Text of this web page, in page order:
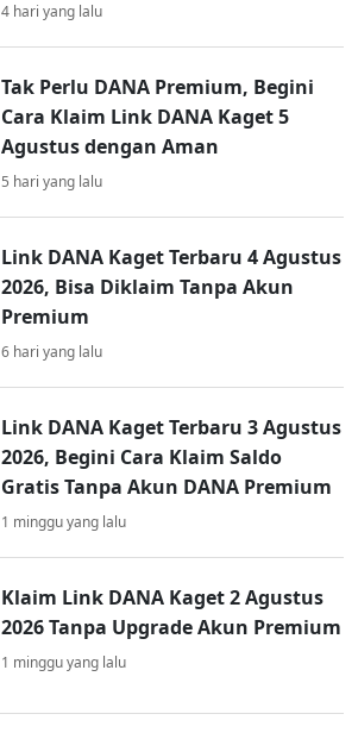
4 hari yang lalu
Tak Perlu DANA Premium, Begini
Cara Klaim Link DANA Kaget 5
Agustus dengan Aman
5 hari yang lalu
Link DANA Kaget Terbaru 4 Agustus
2026, Bisa Diklaim Tanpa Akun
Premium
6 hari yang lalu
Link DANA Kaget Terbaru 3 Agustus
2026, Begini Cara Klaim Saldo
Gratis Tanpa Akun DANA Premium
1 minggu yang lalu
Klaim Link DANA Kaget 2 Agustus
2026 Tanpa Upgrade Akun Premium
1 minggu yang lalu